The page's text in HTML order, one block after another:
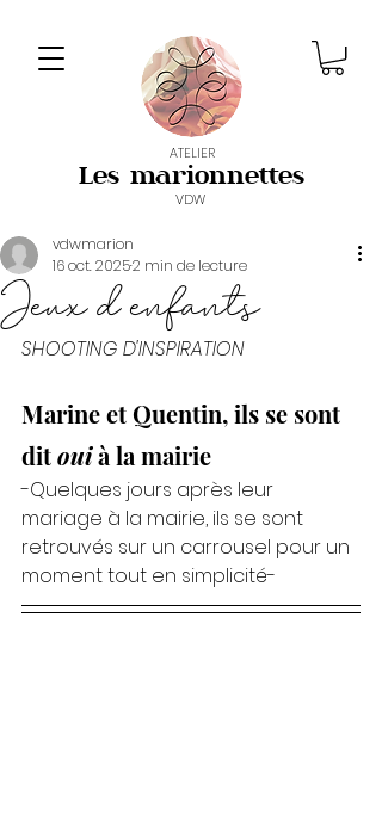
ATELIER
Les marionnettes
VDW
Jeux d enfants
vdwmarion
16 oct. 20252 min de lecture
SHOOTING D'INSPIRATION
Marine et Quentin, ils se sont
dit oui à la mairie
-Quelques jours après leur
mariage à la mairie, ils se sont
retrouvés sur un carrousel pour un
moment tout en simplicité-